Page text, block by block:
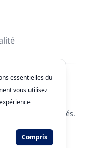
X
les droits réservés.
essentielles du
vous utilisez
Compris